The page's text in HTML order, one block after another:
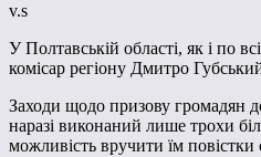
v.s
У Полтавській області, як і по
комісар регіону Дмитро
Заходи щодо призову громадян
наразі виконаний лише трохи
можливість вручити їм повістки